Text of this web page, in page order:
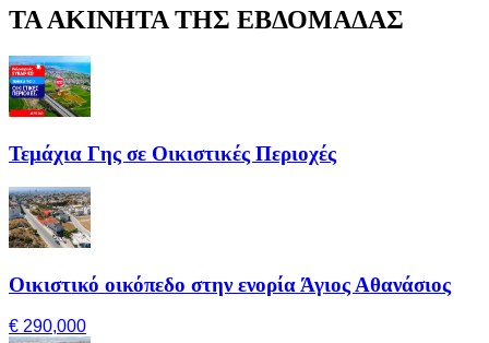
ΤΑ ΑΚΙΝΗΤΑ ΤΗΣ ΕΒΔΟΜΑΔΑΣ
Τεμάχια Γης σε Οικιστικές Περιοχές
Οικιστικό οικόπεδο στην ενορία Άγιος Αθανάσιος
€ 290,000